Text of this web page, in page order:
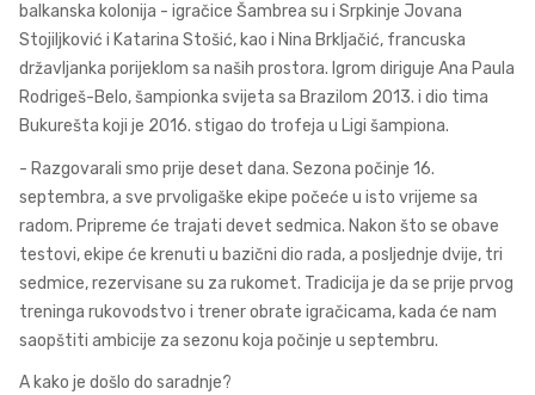
balkanska kolonija - igračice Šambrea su i Srpkinje Jovana
Stojiljković i Katarina Stošić, kao i Nina Brkljačić, francuska
državljanka porijeklom sa naših prostora. Igrom diriguje Ana Paula
Rodrigeš-Belo, šampionka svijeta sa Brazilom 2013. i dio tima
Bukurešta koji je 2016. stigao do trofeja u Ligi šampiona.
- Razgovarali smo prije deset dana. Sezona počinje 16.
septembra, a sve prvoligaške ekipe počeće u isto vrijeme sa
radom. Pripreme će trajati devet sedmica. Nakon što se obave
testovi, ekipe će krenuti u bazični dio rada, a posljednje dvije, tri
sedmice, rezervisane su za rukomet. Tradicija je da se prije prvog
treninga rukovodstvo i trener obrate igračicama, kada će nam
saopštiti ambicije za sezonu koja počinje u septembru.
A kako je došlo do saradnje?